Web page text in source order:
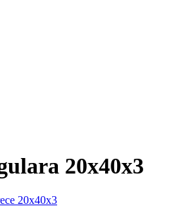
20x40x3